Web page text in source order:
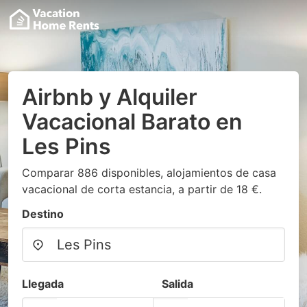
Airbnb y Alquiler
Vacacional Barato en
Les Pins
Comparar 886 disponibles, alojamientos de casa
vacacional de corta estancia, a partir de 18 €.
Destino
Llegada Salida